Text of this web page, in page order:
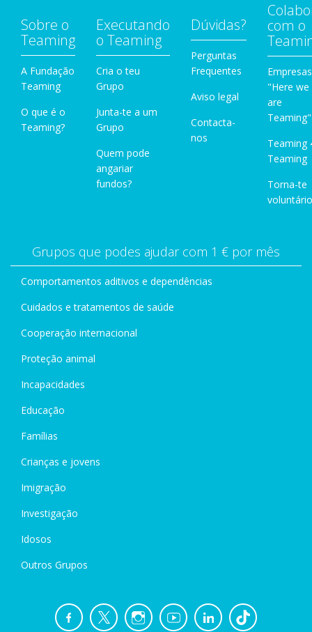
Sobre o
Teaming
A Fundação
Teaming
O que é o
Teaming?
Executando
o Teaming
Cria o teu
Grupo
Junta-te a um
Grupo
Quem pode
angariar
fundos?
Dúvidas?
Perguntas
Frequentes
Aviso legal
Contacta-
nos
com o
Empresas
"Here we
are
Teaming"
Teaming
Teaming
Torna-te
Grupos que podes ajudar com 1 € por mês
Comportamentos aditivos e dependências
Cuidados e tratamentos de saúde
Cooperação internacional
Proteção animal
Incapacidades
Educação
Famílias
Crianças e jovens
Imigração
Investigação
Idosos
Outros Grupos